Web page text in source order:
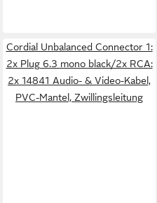
Cordial Unbalanced Connector 1:
2x Plug 6.3 mono black/2x RCA:
2x 14841 Audio- & Video-Kabel,
PVC-Mantel, Zwillingsleitung